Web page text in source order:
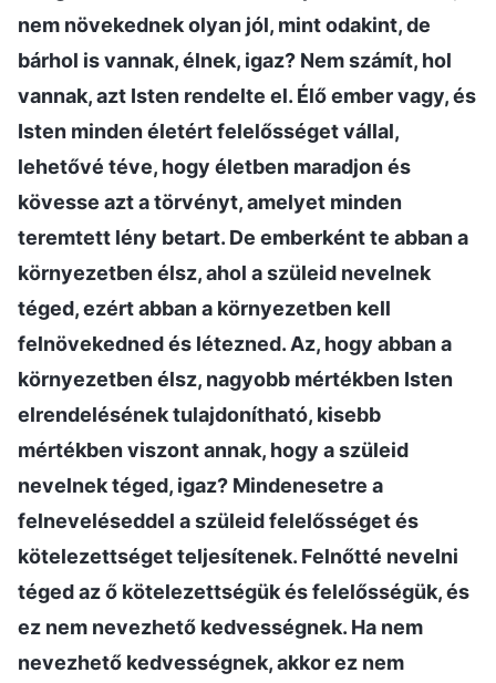
nem növekednek olyan jól, mint odakint, de
bárhol is vannak, élnek, igaz? Nem számít, hol
vannak, azt Isten rendelte el. Élő ember vagy, és
Isten minden életért felelősséget vállal,
lehetővé téve, hogy életben maradjon és
kövesse azt a törvényt, amelyet minden
teremtett lény betart. De emberként te abban a
környezetben élsz, ahol a szüleid nevelnek
téged, ezért abban a környezetben kell
felnövekedned és létezned. Az, hogy abban a
környezetben élsz, nagyobb mértékben Isten
elrendelésének tulajdonítható, kisebb
mértékben viszont annak, hogy a szüleid
nevelnek téged, igaz? Mindenesetre a
felneveléseddel a szüleid felelősséget és
kötelezettséget teljesítenek. Felnőtté nevelni
téged az ő kötelezettségük és felelősségük, és
ez nem nevezhető kedvességnek. Ha nem
nevezhető kedvességnek, akkor ez nem